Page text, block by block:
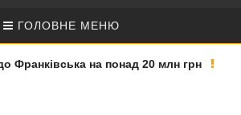
ГОЛОВНЕ МЕНЮ
на понад 20 млн грн